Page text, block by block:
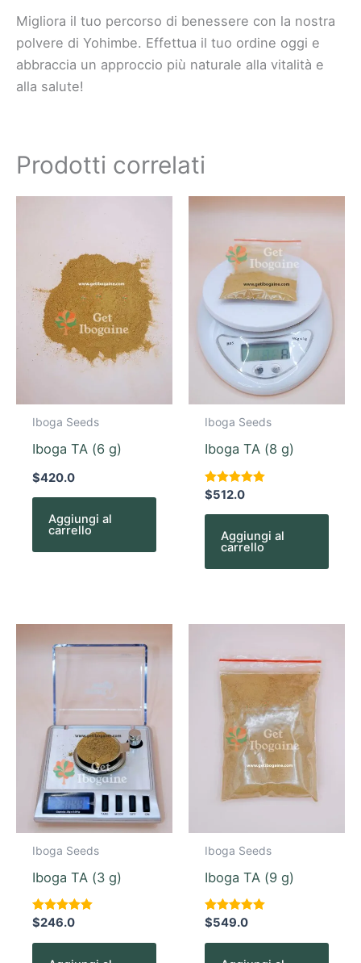
Migliora il tuo percorso di benessere con la nostra
polvere di Yohimbe. Effettua il tuo ordine oggi e
abbraccia un approccio più naturale alla vitalità e
alla salute!
Prodotti correlati
Iboga Seeds
Iboga TA (6 g)
$420.0
Aggiungi al
carrello
Iboga Seeds
Iboga TA (8 g)
Valutato
5.00
su 5
$512.0
Aggiungi al
carrello
Iboga Seeds
Iboga TA (3 g)
Valutato
su 5
$246.0
Iboga Seeds
Iboga TA (9 g)
Valutato
su 5
$549.0